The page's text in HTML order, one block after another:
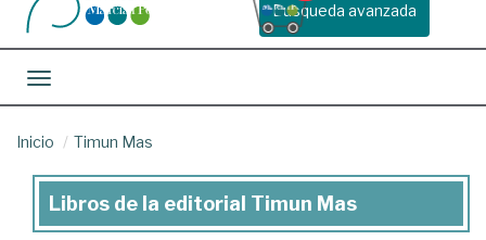
Busqueda avanzada
Toggle navigation
Inicio Timun Mas
Libros
Libros de la editorial Timun Mas